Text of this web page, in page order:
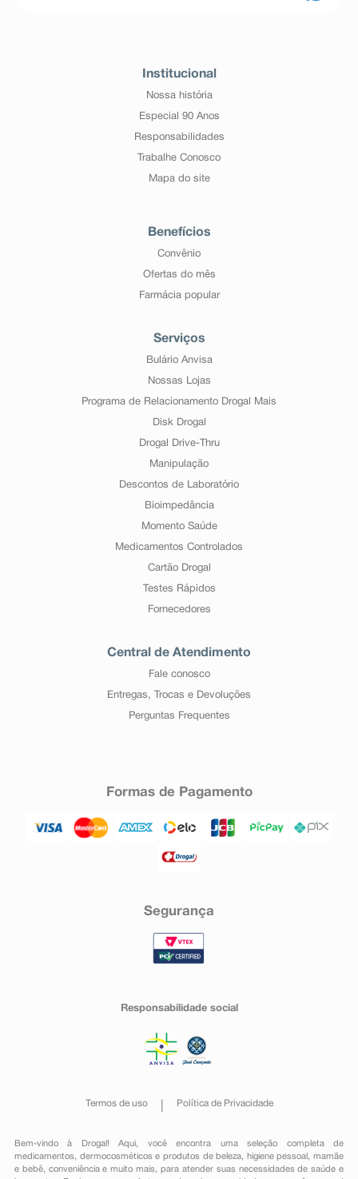
Institucional
Nossa história
Especial 90 Anos
Responsabilidades
Trabalhe Conosco
Mapa do site
Benefícios
Convênio
Ofertas do mês
Farmácia popular
Serviços
Bulário Anvisa
Nossas Lojas
Programa de Relacionamento Drogal Mais
Disk Drogal
Drogal Drive-Thru
Manipulação
Descontos de Laboratório
Bioimpedância
Momento Saúde
Medicamentos Controlados
Cartão Drogal
Testes Rápidos
Fornecedores
Central de Atendimento
Fale conosco
Entregas, Trocas e Devoluções
Perguntas Frequentes
Formas de Pagamento
Segurança
Responsabilidade social
Termos de uso Política de Privacidade
Bem-vindo à Drogal! Aqui, você encontra uma seleção completa de
medicamentos , dermocosméticos e produtos de beleza, higiene pessoal ,mamãe
e bebê, conveniênciae muito mais, para atender suas necessidades de saúde e